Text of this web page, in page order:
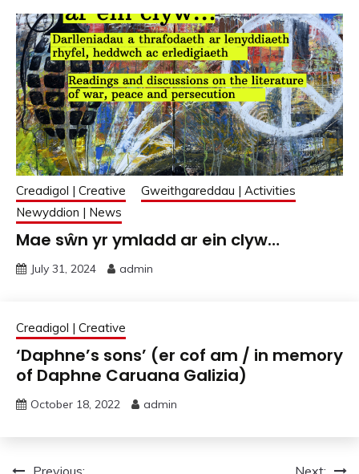
Creadigol | Creative
Gweithgareddau | Activities
Newyddion | News
Mae sŵn yr ymladd ar ein clyw…
July 31, 2024 admin
Creadigol | Creative
‘Daphne’s sons’ (er cof am / in memory
of Daphne Caruana Galizia)
October 18, 2022 admin
Previous: Next: